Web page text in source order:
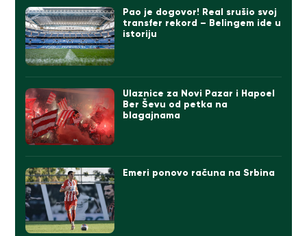
Pao je dogovor! Real srušio svoj
transfer rekord – Belingem ide u
istoriju
Ulaznice za Novi Pazar i Hapoel
Ber Ševu od petka na
blagajnama
Emeri ponovo računa na Srbina